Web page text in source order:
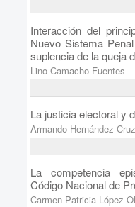
Interacción del
Nuevo Sistema
suplencia de la queja
Lino Camacho Fuentes
La justicia electoral y
Armando Hernández Cruz
La competencia
Código Nacional de
Carmen Patricia López